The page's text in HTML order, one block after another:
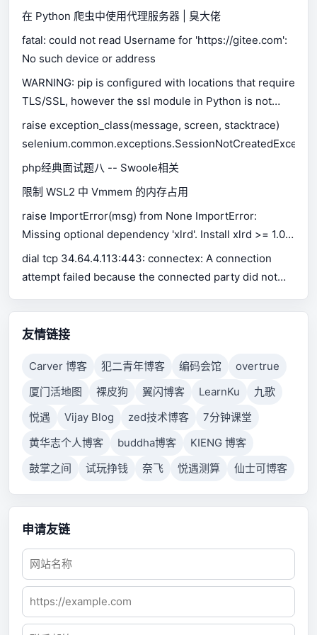
在 Python 爬虫中使用代理服务器 | 臭大佬
fatal: could not read Username for 'https://gitee.com':
No such device or address
WARNING: pip is configured with locations that require
TLS/SSL, however the ssl module in Python is not
available.
raise exception_class(message, screen, stacktrace)
php经典面试题八 -- Swoole相关
限制 WSL2 中 Vmmem 的内存占用
raise ImportError(msg) from None ImportError:
Missing optional dependency 'xlrd'. Install xlrd >= 1.0.0
for Excel support Use pip or conda to install xlrd.
dial tcp 34.64.4.113:443: connectex: A connection
attempt failed because the connected party did not
connection failed because connected host has failed
to respond.
友情链接
Carver 博客 犯二青年博客 编码会馆
overtrue
厦门活地图
裸皮狗 翼闪博客 LearnKu
九歌
悦遇
Vijay Blog zed技术博客
7分钟课堂
黄华志个人博客
buddha博客
KIENG 博客
鼓掌之间
试玩挣钱 奈飞 悦遇测算 仙士可博客
申请友链